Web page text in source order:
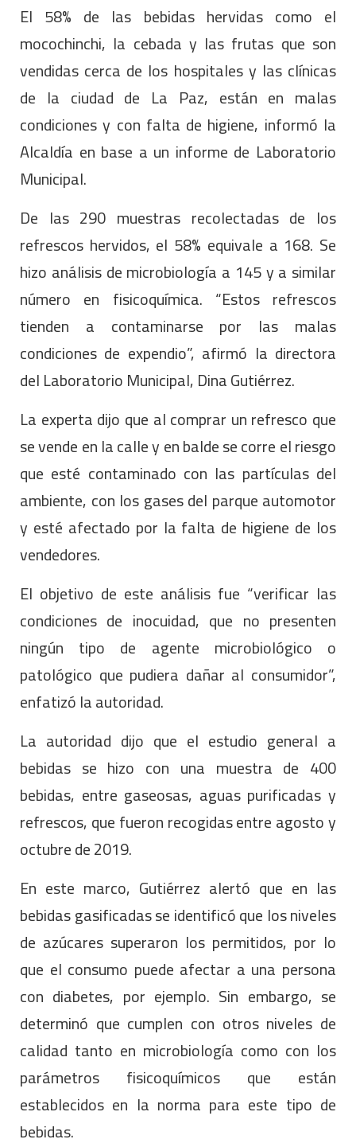
El 58% de las bebidas hervidas como el
mocochinchi, la cebada y las frutas que son
vendidas cerca de los hospitales y las clínicas
de la ciudad de La Paz, están en malas
condiciones y con falta de higiene, informó la
Alcaldía en base a un informe de Laboratorio
Municipal.
De las 290 muestras recolectadas de los
refrescos hervidos, el 58% equivale a 168. Se
hizo análisis de microbiología a 145 y a similar
número en fisicoquímica. “Estos refrescos
tienden a contaminarse por las malas
condiciones de expendio”, afirmó la directora
del Laboratorio Municipal, Dina Gutiérrez.
La experta dijo que al comprar un refresco que
se vende en la calle y en balde se corre el riesgo
que esté contaminado con las partículas del
ambiente, con los gases del parque automotor
y esté afectado por la falta de higiene de los
vendedores.
El objetivo de este análisis fue “verificar las
condiciones de inocuidad, que no presenten
ningún tipo de agente microbiológico o
patológico que pudiera dañar al consumidor”,
enfatizó la autoridad.
La autoridad dijo que el estudio general a
bebidas se hizo con una muestra de 400
bebidas, entre gaseosas, aguas purificadas y
refrescos, que fueron recogidas entre agosto y
octubre de 2019.
En este marco, Gutiérrez alertó que en las
bebidas gasificadas se identificó que los niveles
de azúcares superaron los permitidos, por lo
que el consumo puede afectar a una persona
con diabetes, por ejemplo. Sin embargo, se
determinó que cumplen con otros niveles de
calidad tanto en microbiología como con los
parámetros fisicoquímicos que están
establecidos en la norma para este tipo de
bebidas.